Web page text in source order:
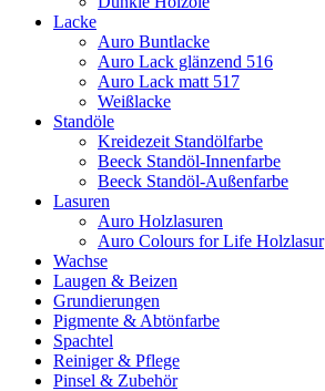
Lacke
Auro Buntlacke
Auro Lack glänzend 516
Auro Lack matt 517
Weißlacke
Standöle
Kreidezeit Standölfarbe
Beeck Standöl-Innenfarbe
Beeck Standöl-Außenfarbe
Lasuren
Auro Holzlasuren
Auro Colours for Life Holzlasur
Wachse
Laugen & Beizen
Grundierungen
Pigmente & Abtönfarbe
Spachtel
Reiniger & Pflege
Pinsel & Zubehör